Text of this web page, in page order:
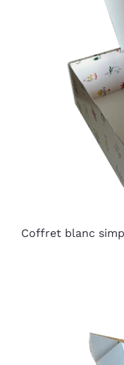
Coffret blanc